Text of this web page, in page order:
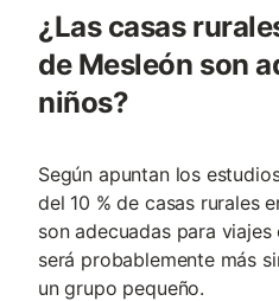
¿Las casas
de Mesleón son
niños?
Según apuntan los
del 10 % de casas rurales
son adecuadas para
será probablemente más
un grupo pequeño.